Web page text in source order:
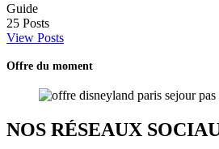
Guide
25 Posts
View Posts
Offre du moment
NOS RÉSEAUX